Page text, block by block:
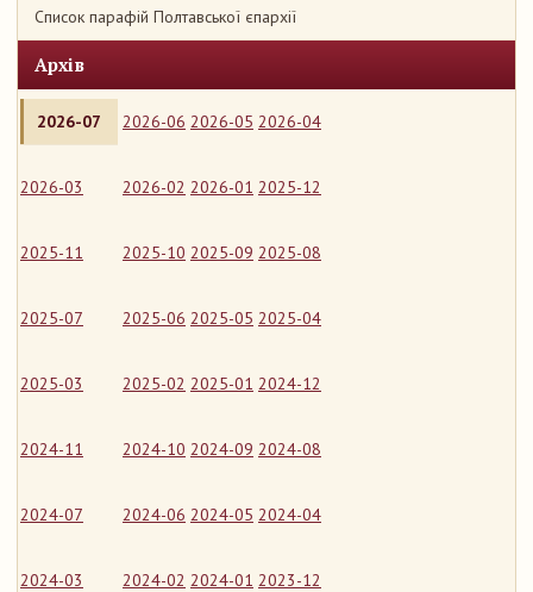
Список парафій Полтавської єпархії
Архів
2026-07 2026-06 2026-05 2026-04
2026-03 2026-02 2026-01 2025-12
2025-11 2025-10 2025-09 2025-08
2025-07 2025-06 2025-05 2025-04
2025-03 2025-02 2025-01 2024-12
2024-11 2024-10 2024-09 2024-08
2024-07 2024-06 2024-05 2024-04
2024-03 2024-02 2024-01 2023-12